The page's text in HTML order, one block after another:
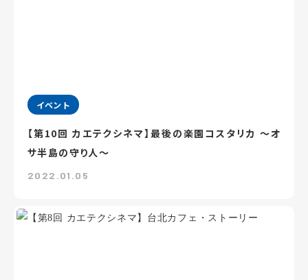
イベント
【第10回 カエテクシネマ】最後の楽園コスタリカ ～オ
サ半島の守り人～
2022.01.05